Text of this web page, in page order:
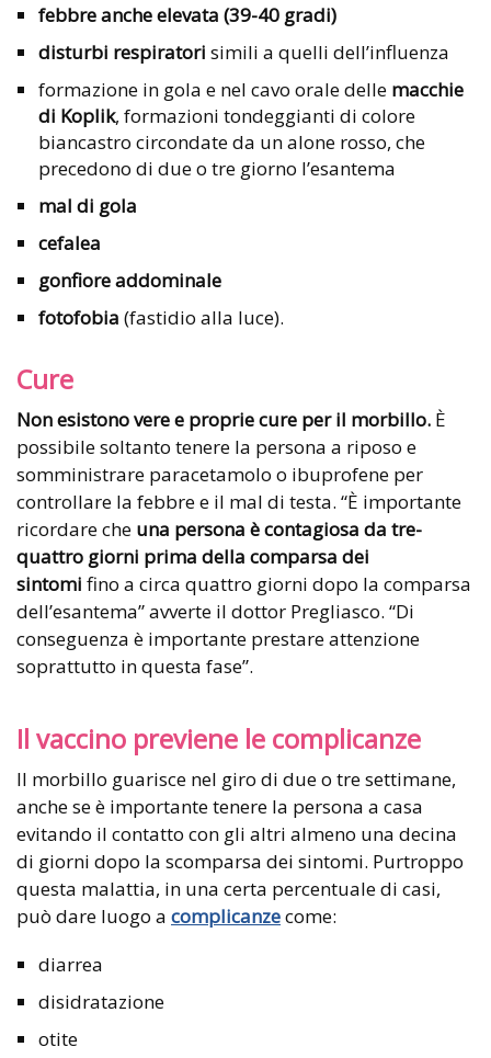
febbre anche elevata (39-40 gradi)
disturbi respiratori simili a quelli dell’influenza
formazione in gola e nel cavo orale delle macchie
di Koplik, formazioni tondeggianti di colore
biancastro circondate da un alone rosso, che
precedono di due o tre giorno l’esantema
mal di gola
cefalea
gonfiore addominale
fotofobia (fastidio alla luce).
Cure
Non esistono vere e proprie cure per il morbillo. È
possibile soltanto tenere la persona a riposo e
somministrare paracetamolo o ibuprofene per
controllare la febbre e il mal di testa. “È importante
ricordare che una persona è contagiosa da tre-
quattro giorni prima della comparsa dei
sintomi fino a circa quattro giorni dopo la comparsa
dell’esantema” avverte il dottor Pregliasco. “Di
conseguenza è importante prestare attenzione
soprattutto in questa fase”.
Il vaccino previene le complicanze
Il morbillo guarisce nel giro di due o tre settimane,
anche se è importante tenere la persona a casa
evitando il contatto con gli altri almeno una decina
di giorni dopo la scomparsa dei sintomi. Purtroppo
questa malattia, in una certa percentuale di casi,
può dare luogo a complicanzecome:
diarrea
disidratazione
otite